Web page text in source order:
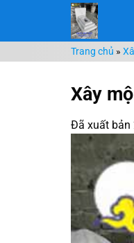
nội
dung
Trang chủ »
Xây
Đã xuất bản